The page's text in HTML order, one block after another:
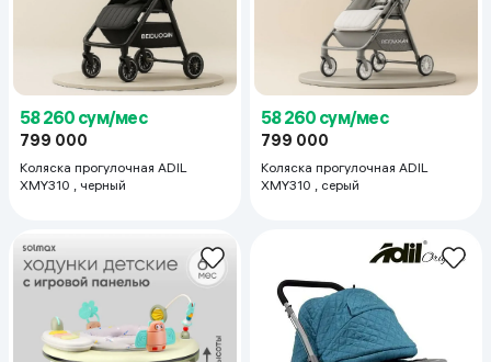
58 260 сум/мес
799 000
Коляска прогулочная ADIL
XMY310 , черный
58 260 сум/мес
799 000
Коляска прогулочная ADIL
XMY310 , серый